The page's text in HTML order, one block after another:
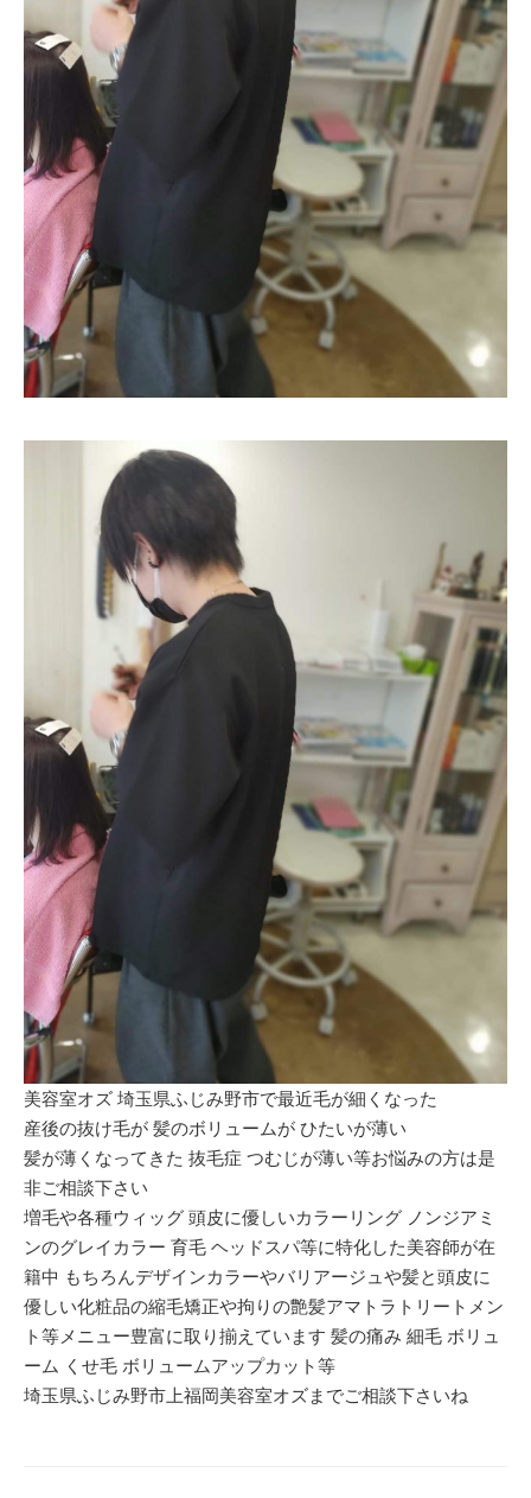
美容室オズ 埼玉県ふじみ野市で最近毛が細くなった
産後の抜け毛が 髪のボリュームが ひたいが薄い
髪が薄くなってきた 抜毛症 つむじが薄い等お悩みの方は是
非ご相談下さい
増毛や各種ウィッグ 頭皮に優しいカラーリング ノンジアミ
ンのグレイカラー 育毛 ヘッドスパ等に特化した美容師が在
籍中 もちろんデザインカラーやバリアージュや髪と頭皮に
優しい化粧品の縮毛矯正や拘りの艶髪アマトラトリートメン
ト等メニュー豊富に取り揃えています 髪の痛み 細毛 ボリュ
ーム くせ毛 ボリュームアップカット等
埼玉県ふじみ野市上福岡美容室オズまでご相談下さいね